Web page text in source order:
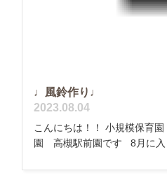
♩風鈴作り♩
2023.08.04
こんにちは！！ 小規模保育
園 高槻駅前園です 8月に入